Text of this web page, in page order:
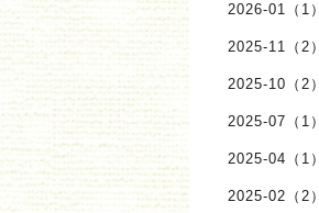
2026-01（1）
2025-11（2）
2025-10（2）
2025-07（1）
2025-04（1）
2025-02（2）